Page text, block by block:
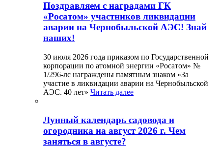
Поздравляем с наградами ГК
«Росатом» участников ликвидации
аварии на Чернобыльской АЭС! Знай
наших!
30 июля 2026 года приказом по Государственной
корпорации по атомной энергии «Росатом» №
1/296-лс награждены памятным знаком «За
участие в ликвидации аварии на Чернобыльской
АЭС. 40 лет» Читать далее
Лунный календарь садовода и
огородника на август 2026 г. Чем
заняться в августе?